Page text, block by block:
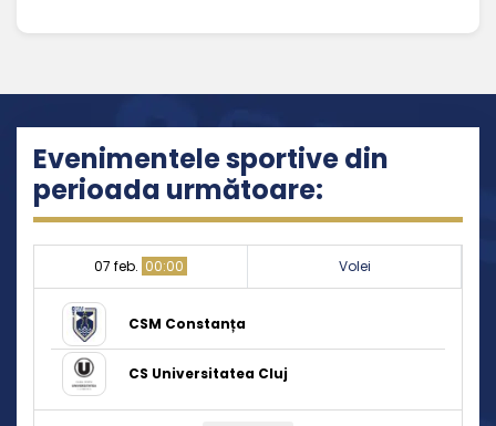
Evenimentele sportive din
perioada următoare:
07 feb. 00:00 Volei
CSM Constanța
CS Universitatea Cluj